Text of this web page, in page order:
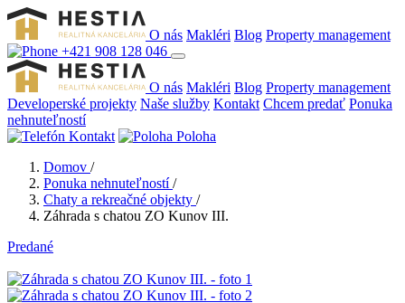
O nás Makléri Blog Property management
+421 908 128 046
O nás Makléri Blog Property management
Developerské projekty Naše služby Kontakt Chcem predať Ponuka
nehnuteľností
Kontakt
Poloha
Domov /
Ponuka nehnuteľností /
Chaty a rekreačné objekty /
Záhrada s chatou ZO Kunov III.
Predané